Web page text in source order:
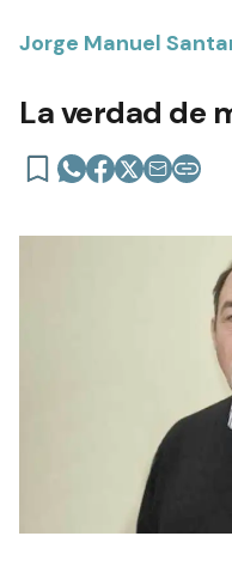
Jorge Manuel
La verdad de